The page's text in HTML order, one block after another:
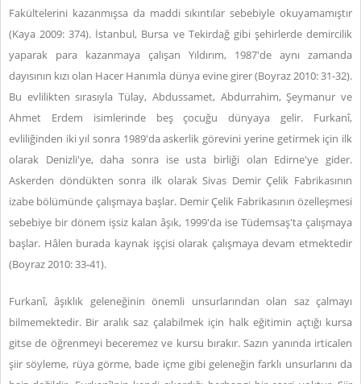
Fakültelerini kazanmışsa da maddi sıkıntılar sebebiyle okuyamamıştır
(Kaya 2009: 374). İstanbul, Bursa ve Tekirdağ gibi şehirlerde demircilik
yaparak para kazanmaya çalışan Yıldırım, 1987'de aynı zamanda
dayısının kızı olan Hacer Hanımla dünya evine girer (Boyraz 2010: 31-32).
Bu evlilikten sırasıyla Tülay, Abdussamet, Abdurrahim, Şeymanur ve
Ahmet Erdem isimlerinde beş çocuğu dünyaya gelir. Furkanî,
evliliğinden iki yıl sonra 1989'da askerlik görevini yerine getirmek için ilk
olarak Denizli'ye, daha sonra ise usta birliği olan Edirne'ye gider.
Askerden döndükten sonra ilk olarak Sivas Demir Çelik Fabrikasının
izabe bölümünde çalışmaya başlar. Demir Çelik Fabrikasının özelleşmesi
sebebiye bir dönem işsiz kalan âşık, 1999'da ise Tüdemsaş'ta çalışmaya
başlar. Hâlen burada kaynak işçisi olarak çalışmaya devam etmektedir
(Boyraz 2010: 33-41).
Furkanî, âşıklık geleneğinin önemli unsurlarından olan saz çalmayı
bilmemektedir. Bir aralık saz çalabilmek için halk eğitimin açtığı kursa
gitse de öğrenmeyi beceremez ve kursu bırakır. Sazın yanında irticalen
şiir söyleme, rüya görme, bade içme gibi geleneğin farklı unsurlarını da